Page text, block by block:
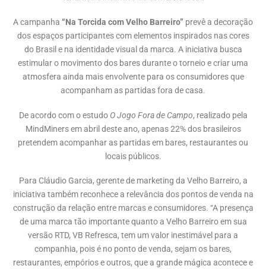
A campanha “Na Torcida com Velho Barreiro” prevê a decoração
dos espaços participantes com elementos inspirados nas cores
do Brasil e na identidade visual da marca. A iniciativa busca
estimular o movimento dos bares durante o torneio e criar uma
atmosfera ainda mais envolvente para os consumidores que
acompanham as partidas fora de casa.
De acordo com o estudo O Jogo Fora de Campo, realizado pela
MindMiners em abril deste ano, apenas 22% dos brasileiros
pretendem acompanhar as partidas em bares, restaurantes ou
locais públicos.
Para Cláudio Garcia, gerente de marketing da Velho Barreiro, a
iniciativa também reconhece a relevância dos pontos de venda na
construção da relação entre marcas e consumidores. “A presença
de uma marca tão importante quanto a Velho Barreiro em sua
versão RTD, VB Refresca, tem um valor inestimável para a
companhia, pois é no ponto de venda, sejam os bares,
restaurantes, empórios e outros, que a grande mágica acontece e